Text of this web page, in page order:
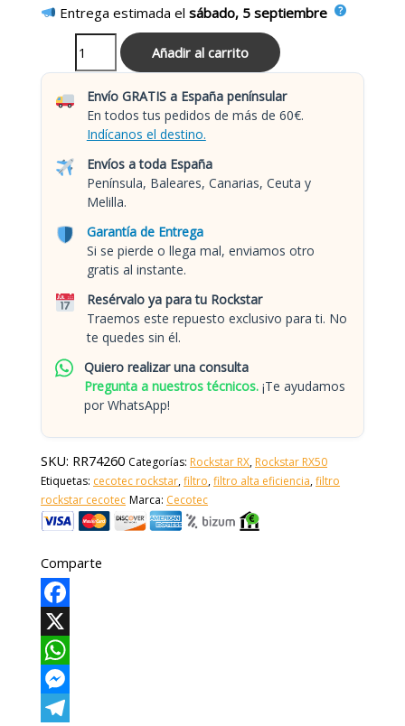
Entrega estimada elsábado, 5 septiembre
Añadir al carrito
Envío GRATIS a España penínsular
En todos tus pedidos de más de 60€.
Indícanos el destino.
Envíos a toda España
Península, Baleares, Canarias, Ceuta y
Melilla.
Garantía de Entrega
Si se pierde o llega mal, enviamos otro
gratis al instante.
Resérvalo ya para tu Rockstar
Traemos este repuesto exclusivo para ti. No
te quedes sin él.
Quiero realizar una consulta
Pregunta a nuestros técnicos. ¡Te ayudamos
por WhatsApp!
SKU: RR74260 Categorías: Rockstar RX, Rockstar RX50
Etiquetas: cecotec rockstar,filtro,filtro alta eficiencia,filtro
rockstar cecotec Marca: Cecotec
Comparte
Facebook
X
WhatsApp
Messenger